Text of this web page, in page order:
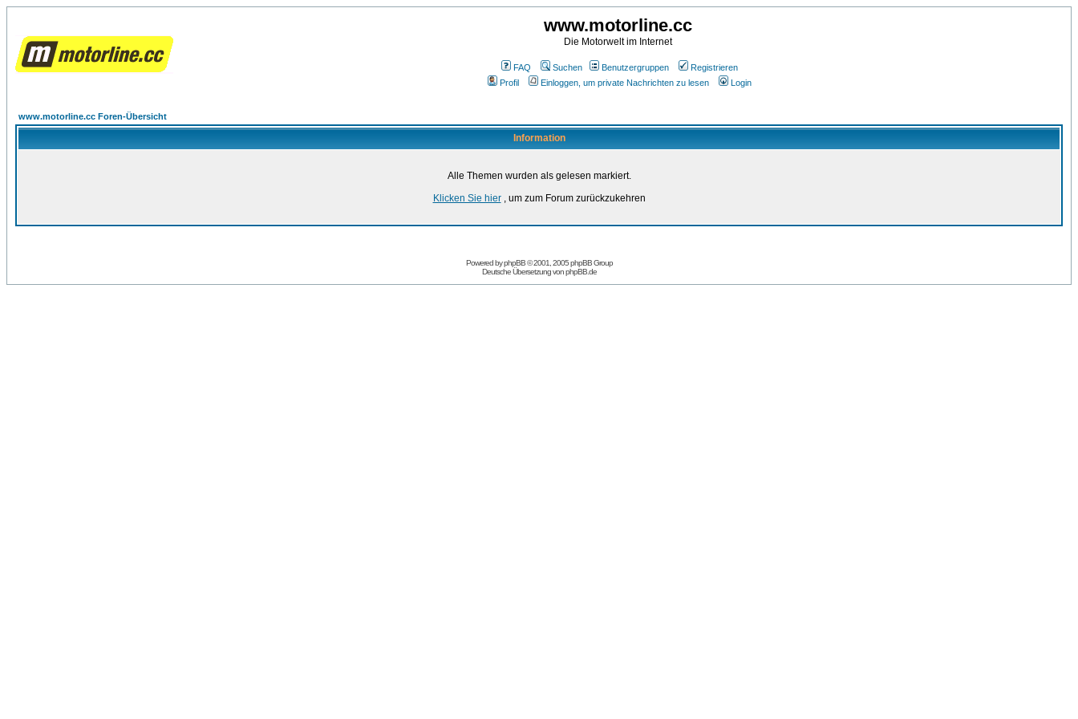
www.motorline.cc
Die Motorwelt im Internet
FAQ Suchen Benutzergruppen
Registrieren
Profil
Einloggen, um private Nachrichten zu lesen Login
www.motorline.cc Foren-Übersicht
Information
Alle Themen wurden als gelesen markiert.
Klicken Sie hier, um zum Forum zurückzukehren
Powered byphpBB© 2001, 2005 phpBB Group
Deutsche Übersetzung vonphpBB.de